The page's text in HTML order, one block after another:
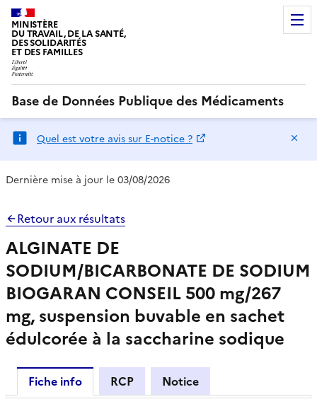
MINISTÈRE
DU TRAVAIL, DE LA SANTÉ,
DES SOLIDARITÉS
ET DES FAMILLES
Base de Données Publique des Médicaments
Quel est votre avis sur E-notice ?
Dernière mise à jour le 03/08/2026
Retour aux résultats
ALGINATE DE
SODIUM/BICARBONATE DE SODIUM
BIOGARAN CONSEIL 500 mg/267
mg, suspension buvable en sachet
édulcorée à la saccharine sodique
Fiche info RCP
Notice